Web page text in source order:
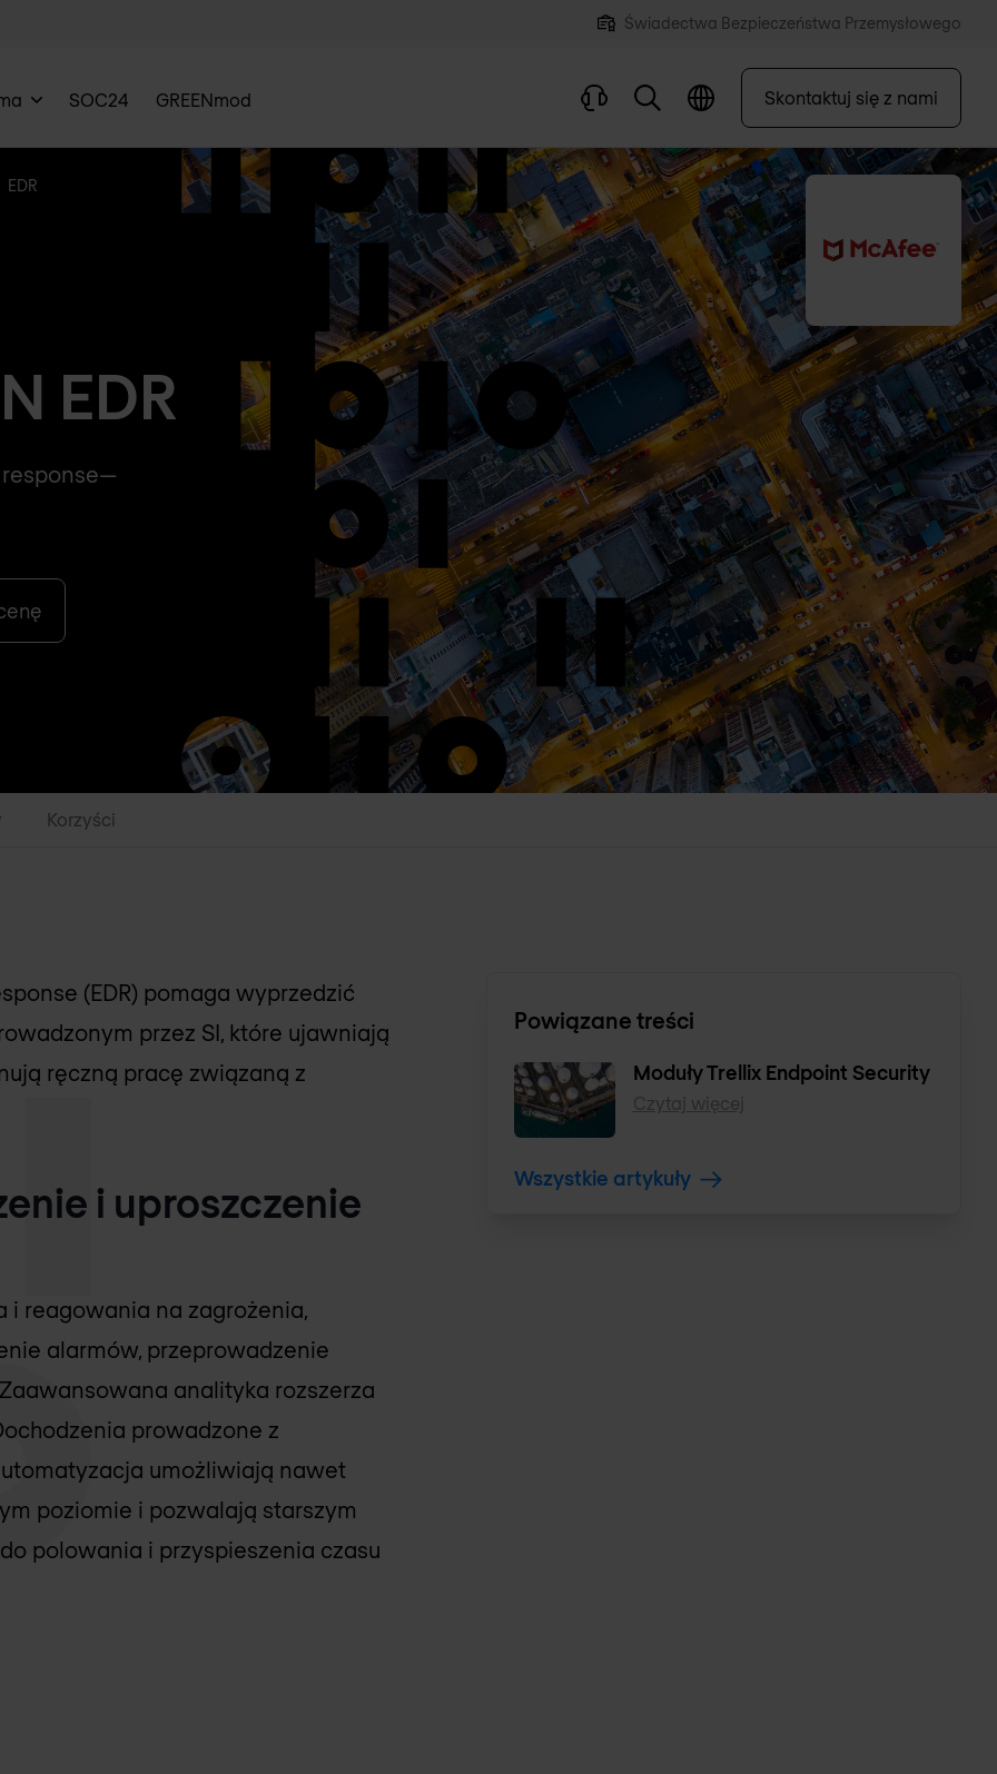
Świadectwa Bezpieczeństwa Przemysłowego
SOC24 GREENmod Skontaktuj się z nami
EDR
EDR
Korzyści
(EDR) pomaga wyprzedzić
przez SI, które ujawniają
ręczną pracę związaną z
i uproszczenie
i reagowania na zagrożenia,
alarmów, przeprowadzenie
analityka rozszerza
prowadzone z
umożliwiają nawet
poziomie i pozwalają starszym
polowania i przyspieszenia czasu
Powiązane treści
Moduły Trellix Endpoint Security
Czytaj więcej
Wszystkie artykuły